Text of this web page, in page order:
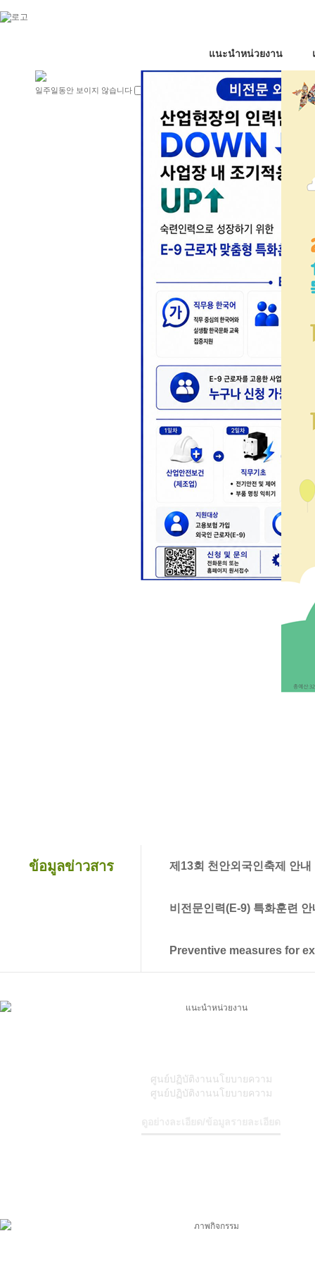
일주일동안 보이지 않습니다
แนะนำหน่วยงาน
ข้อมูลข่าวสาร 제13회 천안외국인축제 안내
비전문인력(E-9) 특화훈련 안
Preventive measures for
ศูนย์ปฏิบัติงานนโยบายความ
ศูนย์ปฏิบัติงานนโยบายความ